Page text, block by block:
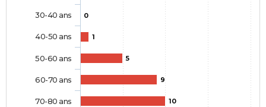
0
1
5
9
10
30-40 ans
40-50 ans
50-60 ans
60-70 ans
70-80 ans